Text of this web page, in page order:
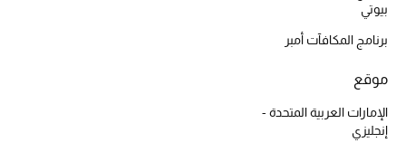
أبرز المصممين
بيوتي
برنامج المكافآت أمبر
موقع
الإمارات العربية المتحدة -
إنجليزي